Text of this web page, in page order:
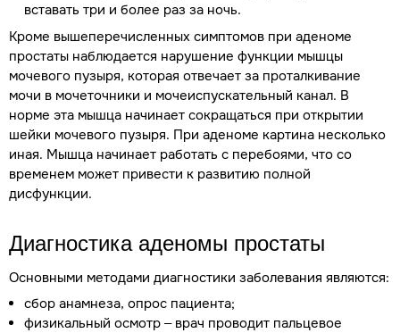
вставать три и более раз за ночь.
Кроме вышеперечисленных симптомов при аденоме
простаты наблюдается нарушение функции мышцы
мочевого пузыря, которая отвечает за проталкивание
мочи в мочеточники и мочеиспускательный канал. В
норме эта мышца начинает сокращаться при открытии
шейки мочевого пузыря. При аденоме картина несколько
иная. Мышца начинает работать с перебоями, что со
временем может привести к развитию полной
дисфункции.
Диагностика аденомы простаты
Основными методами диагностики заболевания являются:
сбор анамнеза, опрос пациента;
физикальный осмотр – врач проводит пальцевое